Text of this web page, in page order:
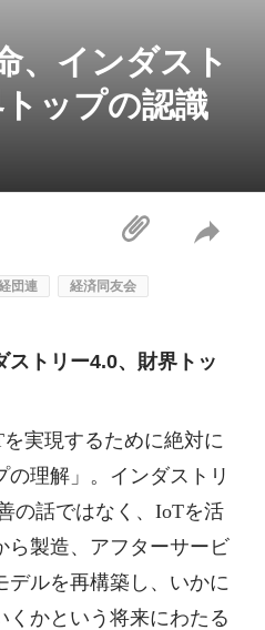
、インダスト
ップの認識
団連 経済同友会
ストリー4.0、財界トッ
実現するために絶対に
理解」。インダストリ
の話ではなく、IoTを活
ら製造、アフターサービ
デルを再構築し、いかに
くかという将来にわたる